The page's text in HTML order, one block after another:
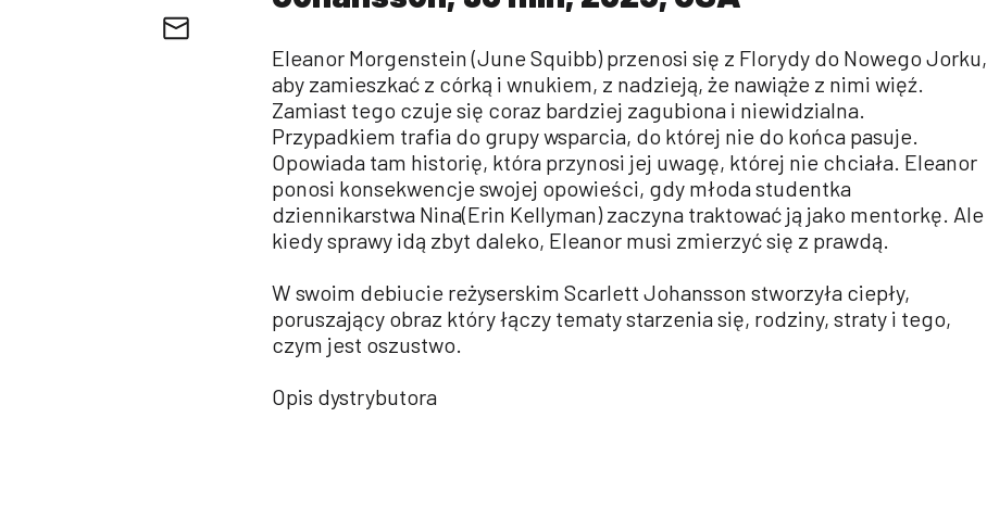
Eleanor Morgenstein (June Squibb) przenosi się z Florydy do Nowego Jorku,
aby zamieszkać z córką i wnukiem, z nadzieją, że nawiąże z nimi więź.
Zamiast tego czuje się coraz bardziej zagubiona i niewidzialna.
Przypadkiem trafia do grupy wsparcia, do której nie do końca pasuje.
Opowiada tam historię, która przynosi jej uwagę, której nie chciała. Eleanor
ponosi konsekwencje swojej opowieści, gdy młoda studentka
dziennikarstwa Nina(Erin Kellyman) zaczyna traktować ją jako mentorkę. Ale
kiedy sprawy idą zbyt daleko, Eleanor musi zmierzyć się z prawdą.
W swoim debiucie reżyserskim Scarlett Johansson stworzyła ciepły,
poruszający obraz który łączy tematy starzenia się, rodziny, straty i tego,
czym jest oszustwo.
Opis dystrybutora